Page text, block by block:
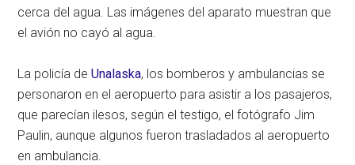
cerca del agua. Las imágenes del aparato muestran que
el avión no cayó al agua.
La policía deUnalaska, los bomberos y ambulancias se
personaron en el aeropuerto para asistir a los pasajeros,
que parecían ilesos, según el testigo, el fotógrafo Jim
Paulin, aunque algunos fueron trasladados al aeropuerto
en ambulancia.